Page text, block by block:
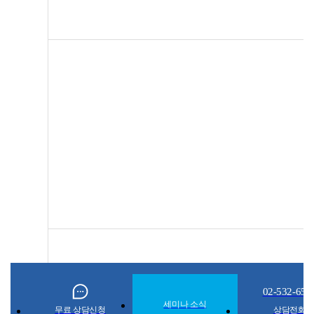
무료 상담신청
세미나 소식
02-532-
상담전화